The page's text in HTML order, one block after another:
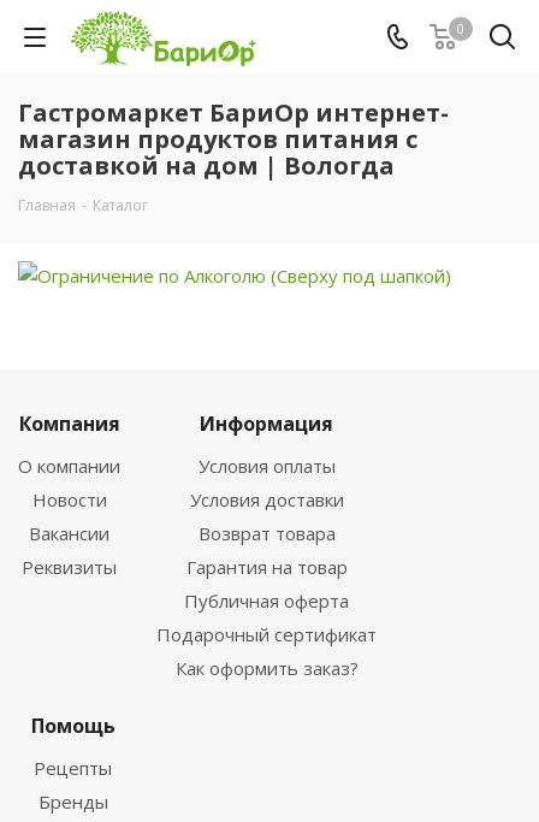
0
Гастромаркет БариОр интернет-
магазин продуктов питания с
доставкой на дом | Вологда
Главная - Каталог
Компания
О компании
Новости
Вакансии
Реквизиты
Информация
Условия оплаты
Условия доставки
Возврат товара
Гарантия на товар
Публичная оферта
Подарочный сертификат
Как оформить заказ?
Помощь
Рецепты
Бренды